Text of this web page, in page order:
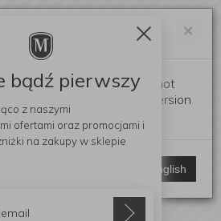
×
your browser language is not
to switch to the English version
Switch to English
bądź pierwszy
z naszymi
ofertami oraz promocjami i
na zakupy w sklepie